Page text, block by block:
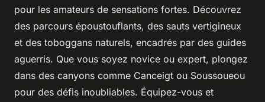
pour les amateurs de sensations fortes. Découvrez
des parcours époustouflants, des sauts vertigineux
et des toboggans naturels, encadrés par des guides
aguerris. Que vous soyez novice ou expert, plongez
dans des canyons comme Canceigt ou Soussoueou
pour des défis inoubliables. Équipez-vous et